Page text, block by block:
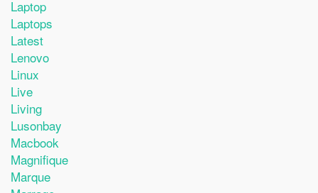
Laptop
Laptops
Latest
Lenovo
Linux
Live
Living
Lusonbay
Macbook
Magnifique
Marque